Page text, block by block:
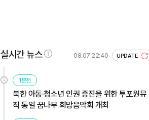
실시간 뉴스 08.07 22:40 UPDATE
1분전
북한 아동·청소년 인권 증진을 위한 투포원뮤
직 통일 꿈나무 희망음악회 개최